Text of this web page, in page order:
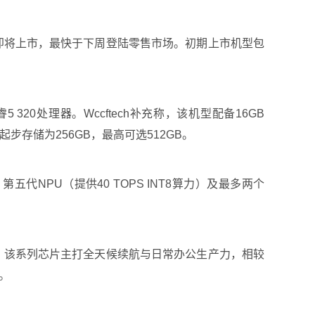
上市，最快于下周登陆零售市场。初期上市机型包
320处理器。Wccftech补充称，该机型配备16GB
存储为256GB，最高可选512GB。
五代NPU（提供40 TOPS INT8算力）及最多两个
系列芯片主打全天候续航与日常办公生产力，相较